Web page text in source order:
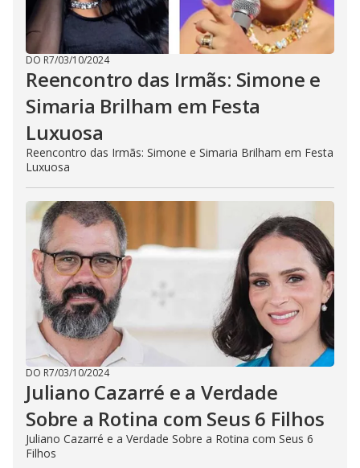
DO R7/03/10/2024
Reencontro das Irmãs: Simone e
Simaria Brilham em Festa
Luxuosa
Reencontro das Irmãs: Simone e Simaria Brilham em Festa
Luxuosa
DO R7/03/10/2024
Juliano Cazarré e a Verdade
Sobre a Rotina com Seus 6 Filhos
Juliano Cazarré e a Verdade Sobre a Rotina com Seus 6
Filhos